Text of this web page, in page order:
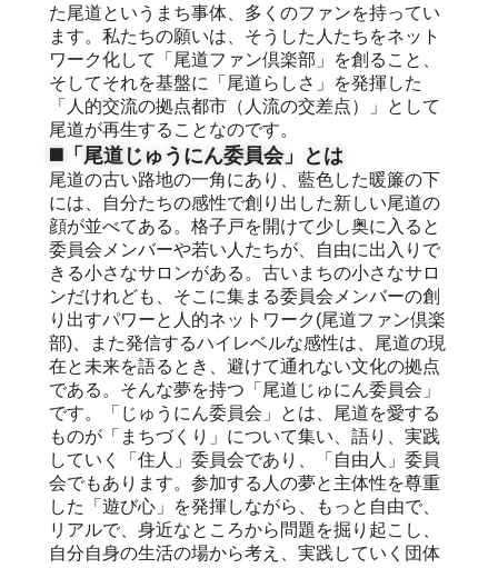
た尾道というまち事体、多くのファンを持ってい
ます。私たちの願いは、そうした人たちをネット
ワーク化して「尾道ファン倶楽部」を創ること、
そしてそれを基盤に「尾道らしさ」を発揮した
「人的交流の拠点都市（人流の交差点）」として
尾道が再生することなのです。
◼️「尾道じゅうにん委員会」とは
尾道の古い路地の一角にあり、藍色した暖簾の下
には、自分たちの感性で創り出した新しい尾道の
顔が並べてある。格子戸を開けて少し奥に入ると
委員会メンバーや若い人たちが、自由に出入りで
きる小さなサロンがある。古いまちの小さなサロ
ンだけれども、そこに集まる委員会メンバーの創
り出すパワーと人的ネットワーク(尾道ファン倶楽
部)、また発信するハイレベルな感性は、尾道の現
在と未来を語るとき、避けて通れない文化の拠点
である。そんな夢を持つ「尾道じゅにん委員会」
です。「じゅうにん委員会」とは、尾道を愛する
ものが「まちづくり」について集い、語り、実践
していく「住人」委員会であり、「自由人」委員
会でもあります。参加する人の夢と主体性を尊重
した「遊び心」を発揮しながら、もっと自由で、
リアルで、身近なところから問題を掘り起こし、
自分自身の生活の場から考え、実践していく団体